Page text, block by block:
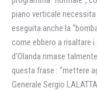
piano verticale
eseguita anche la
come ebbero a risaltare i
d’Olanda rimase
questa frase : “mettere
Generale Sergio